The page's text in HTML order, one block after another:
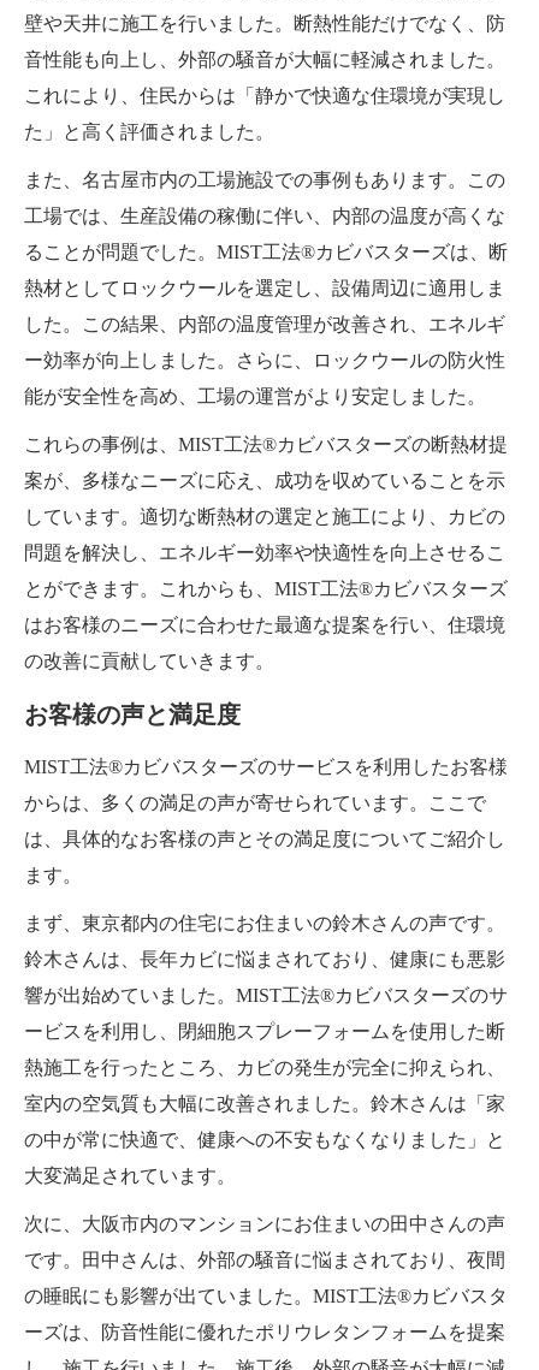
壁や天井に施工を行いました。断熱性能だけでなく、防
音性能も向上し、外部の騒音が大幅に軽減されました。
これにより、住民からは「静かで快適な住環境が実現し
た」と高く評価されました。
また、名古屋市内の工場施設での事例もあります。この
工場では、生産設備の稼働に伴い、内部の温度が高くな
ることが問題でした。MIST工法®カビバスターズは、断
熱材としてロックウールを選定し、設備周辺に適用しま
した。この結果、内部の温度管理が改善され、エネルギ
ー効率が向上しました。さらに、ロックウールの防火性
能が安全性を高め、工場の運営がより安定しました。
これらの事例は、MIST工法®カビバスターズの断熱材提
案が、多様なニーズに応え、成功を収めていることを示
しています。適切な断熱材の選定と施工により、カビの
問題を解決し、エネルギー効率や快適性を向上させるこ
とができます。これからも、MIST工法®カビバスターズ
はお客様のニーズに合わせた最適な提案を行い、住環境
の改善に貢献していきます。
お客様の声と満足度
MIST工法®カビバスターズのサービスを利用したお客様
からは、多くの満足の声が寄せられています。ここで
は、具体的なお客様の声とその満足度についてご紹介し
ます。
まず、東京都内の住宅にお住まいの鈴木さんの声です。
鈴木さんは、長年カビに悩まされており、健康にも悪影
響が出始めていました。MIST工法®カビバスターズのサ
ービスを利用し、閉細胞スプレーフォームを使用した断
熱施工を行ったところ、カビの発生が完全に抑えられ、
室内の空気質も大幅に改善されました。鈴木さんは「家
の中が常に快適で、健康への不安もなくなりました」と
大変満足されています。
次に、大阪市内のマンションにお住まいの田中さんの声
です。田中さんは、外部の騒音に悩まされており、夜間
の睡眠にも影響が出ていました。MIST工法®カビバスタ
ーズは、防音性能に優れたポリウレタンフォームを提案